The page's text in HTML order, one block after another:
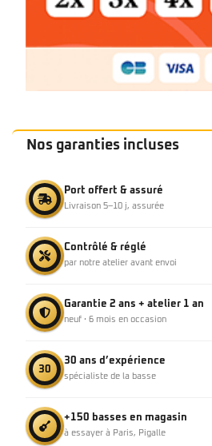
Nos garanties incluses
Port offert & assuré
Livraison 5–10 j, assurée
Contrôlé & réglé
par notre atelier avant envoi
Garantie 2 ans + atelier 1 an
neuf · 6 mois en occasion
30
30 ans d’expérience
spécialiste de la basse
+150 basses en magasin
à essayer à Paris, Pigalle